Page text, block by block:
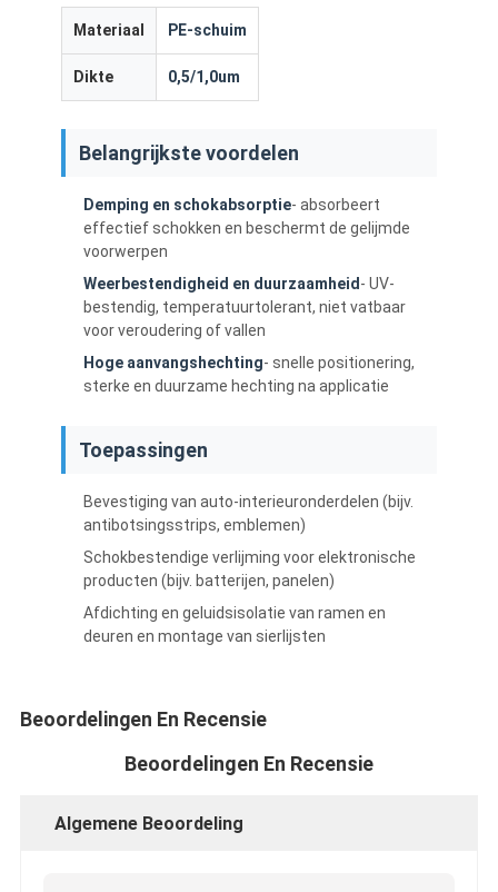
Producten
Materiaal PE-schuim
Dikte 0,5/1,0um
Belangrijkste voordelen
Demping en schokabsorptie- absorbeert
effectief schokken en beschermt de gelijmde
voorwerpen
Weerbestendigheid en duurzaamheid - UV-
bestendig, temperatuurtolerant, niet vatbaar
voor veroudering of vallen
Hoge aanvangshechting- snelle positionering,
sterke en duurzame hechting na applicatie
Toepassingen
Bevestiging van auto-interieuronderdelen (bijv.
antibotsingsstrips, emblemen)
Schokbestendige verlijming voor elektronische
producten (bijv. batterijen, panelen)
Afdichting en geluidsisolatie van ramen en
deuren en montage van sierlijsten
Beoordelingen En Recensie
Beoordelingen En Recensie
Algemene Beoordeling